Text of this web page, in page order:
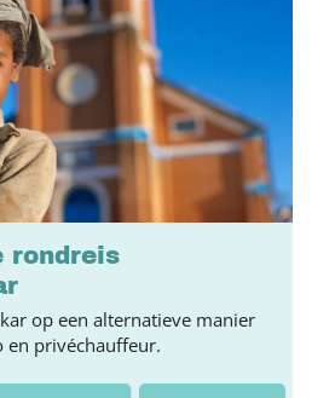
rondreis
op een alternatieve manier
en privéchauffeur.